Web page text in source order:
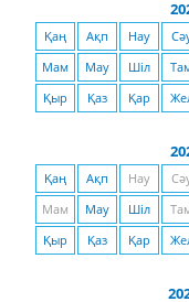
Қаң Ақп Нау
Мам
Мау Шіл
Қыр
Қаз Қар
Қаң Ақп Нау
Мам
Мау Шіл
Қыр
Қаз Қар